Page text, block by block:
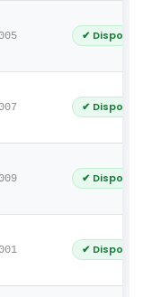
✔
✔
✔
✔